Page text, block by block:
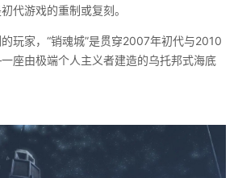
代游戏的重制或复刻。
玩家，“销魂城”是贯穿2007年初代与2010
座由极端个人主义者建造的乌托邦式海底